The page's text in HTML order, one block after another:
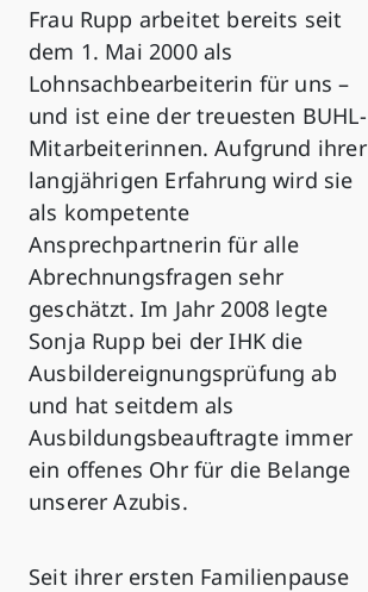
Frau Rupp arbeitet bereits seit
dem 1. Mai 2000 als
Lohnsachbearbeiterin für uns –
und ist eine der treuesten BUHL-
Mitarbeiterinnen. Aufgrund ihrer
langjährigen Erfahrung wird sie
als kompetente
Ansprechpartnerin für alle
Abrechnungsfragen sehr
geschätzt. Im Jahr 2008 legte
Sonja Rupp bei der IHK die
Ausbildereignungsprüfung ab
und hat seitdem als
Ausbildungsbeauftragte immer
ein offenes Ohr für die Belange
unserer Azubis.
Seit ihrer ersten Familienpause